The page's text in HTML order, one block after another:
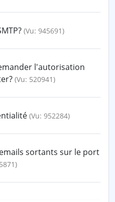
(Vu: 945691)
l'autorisation
(Vu: 520941)
(Vu: 952284)
sortants sur le port